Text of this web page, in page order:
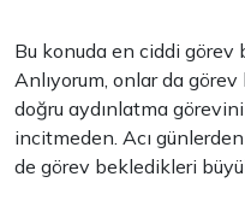
Bu konuda en ciddi görev
Anlıyorum, onlar da
doğru aydınlatma
incitmeden. Acı
de görev bekledikleri